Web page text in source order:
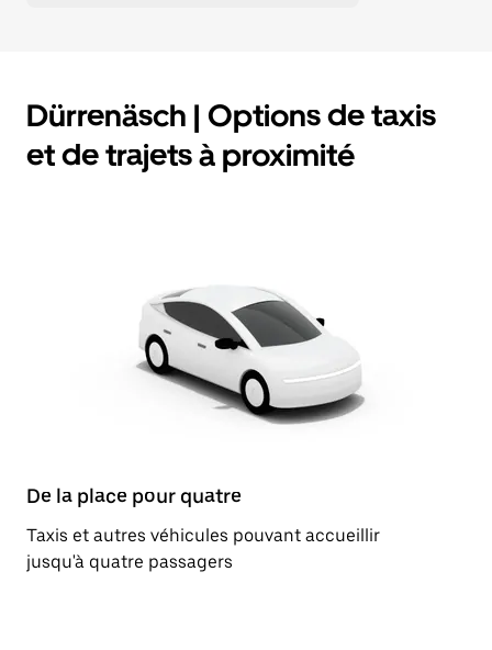
Dürrenäsch | Options de taxis
et de trajets à proximité
De la place pour quatre
Taxis et autres véhicules pouvant accueillir
jusqu'à quatre passagers